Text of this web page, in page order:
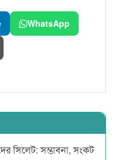
WhatsApp
সিলেট: সম্ভাবনা, সংকট